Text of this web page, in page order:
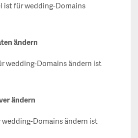
ist für wedding-Domains
ändern
wedding-Domains ändern ist
ändern
wedding-Domains ändern ist